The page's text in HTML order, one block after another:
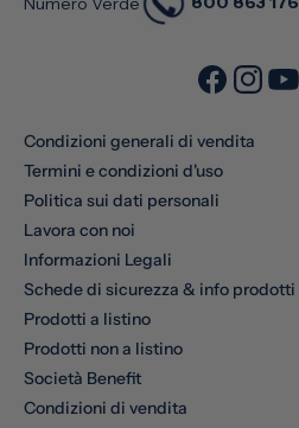
Condizioni generali di vendita
Termini e condizioni d'uso
Politica sui dati personali
Lavora con noi
Informazioni Legali
Schede di sicurezza & info prodotti
Prodotti a listino
Prodotti non a listino
Società Benefit
Condizioni di vendita